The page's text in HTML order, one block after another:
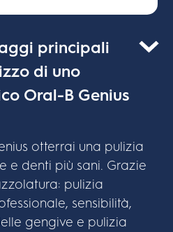
principali
di uno
Oral-B Genius
otterrai una pulizia
e denti più sani. Grazie
pulizia
sensibilità,
gengive e pulizia